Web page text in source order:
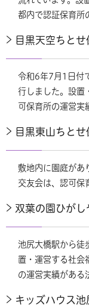
都内で認証保育所
目黒天空ちとせ
令和6年7月1日付
行しました。設置
可保育所の運営実
目黒東山ちとせ
敷地内に園庭があ
交友会は、認可保
双葉の園ひがし
池尻大橋駅から徒
置・運営する社会
の運営実績がある
キッズハウス池